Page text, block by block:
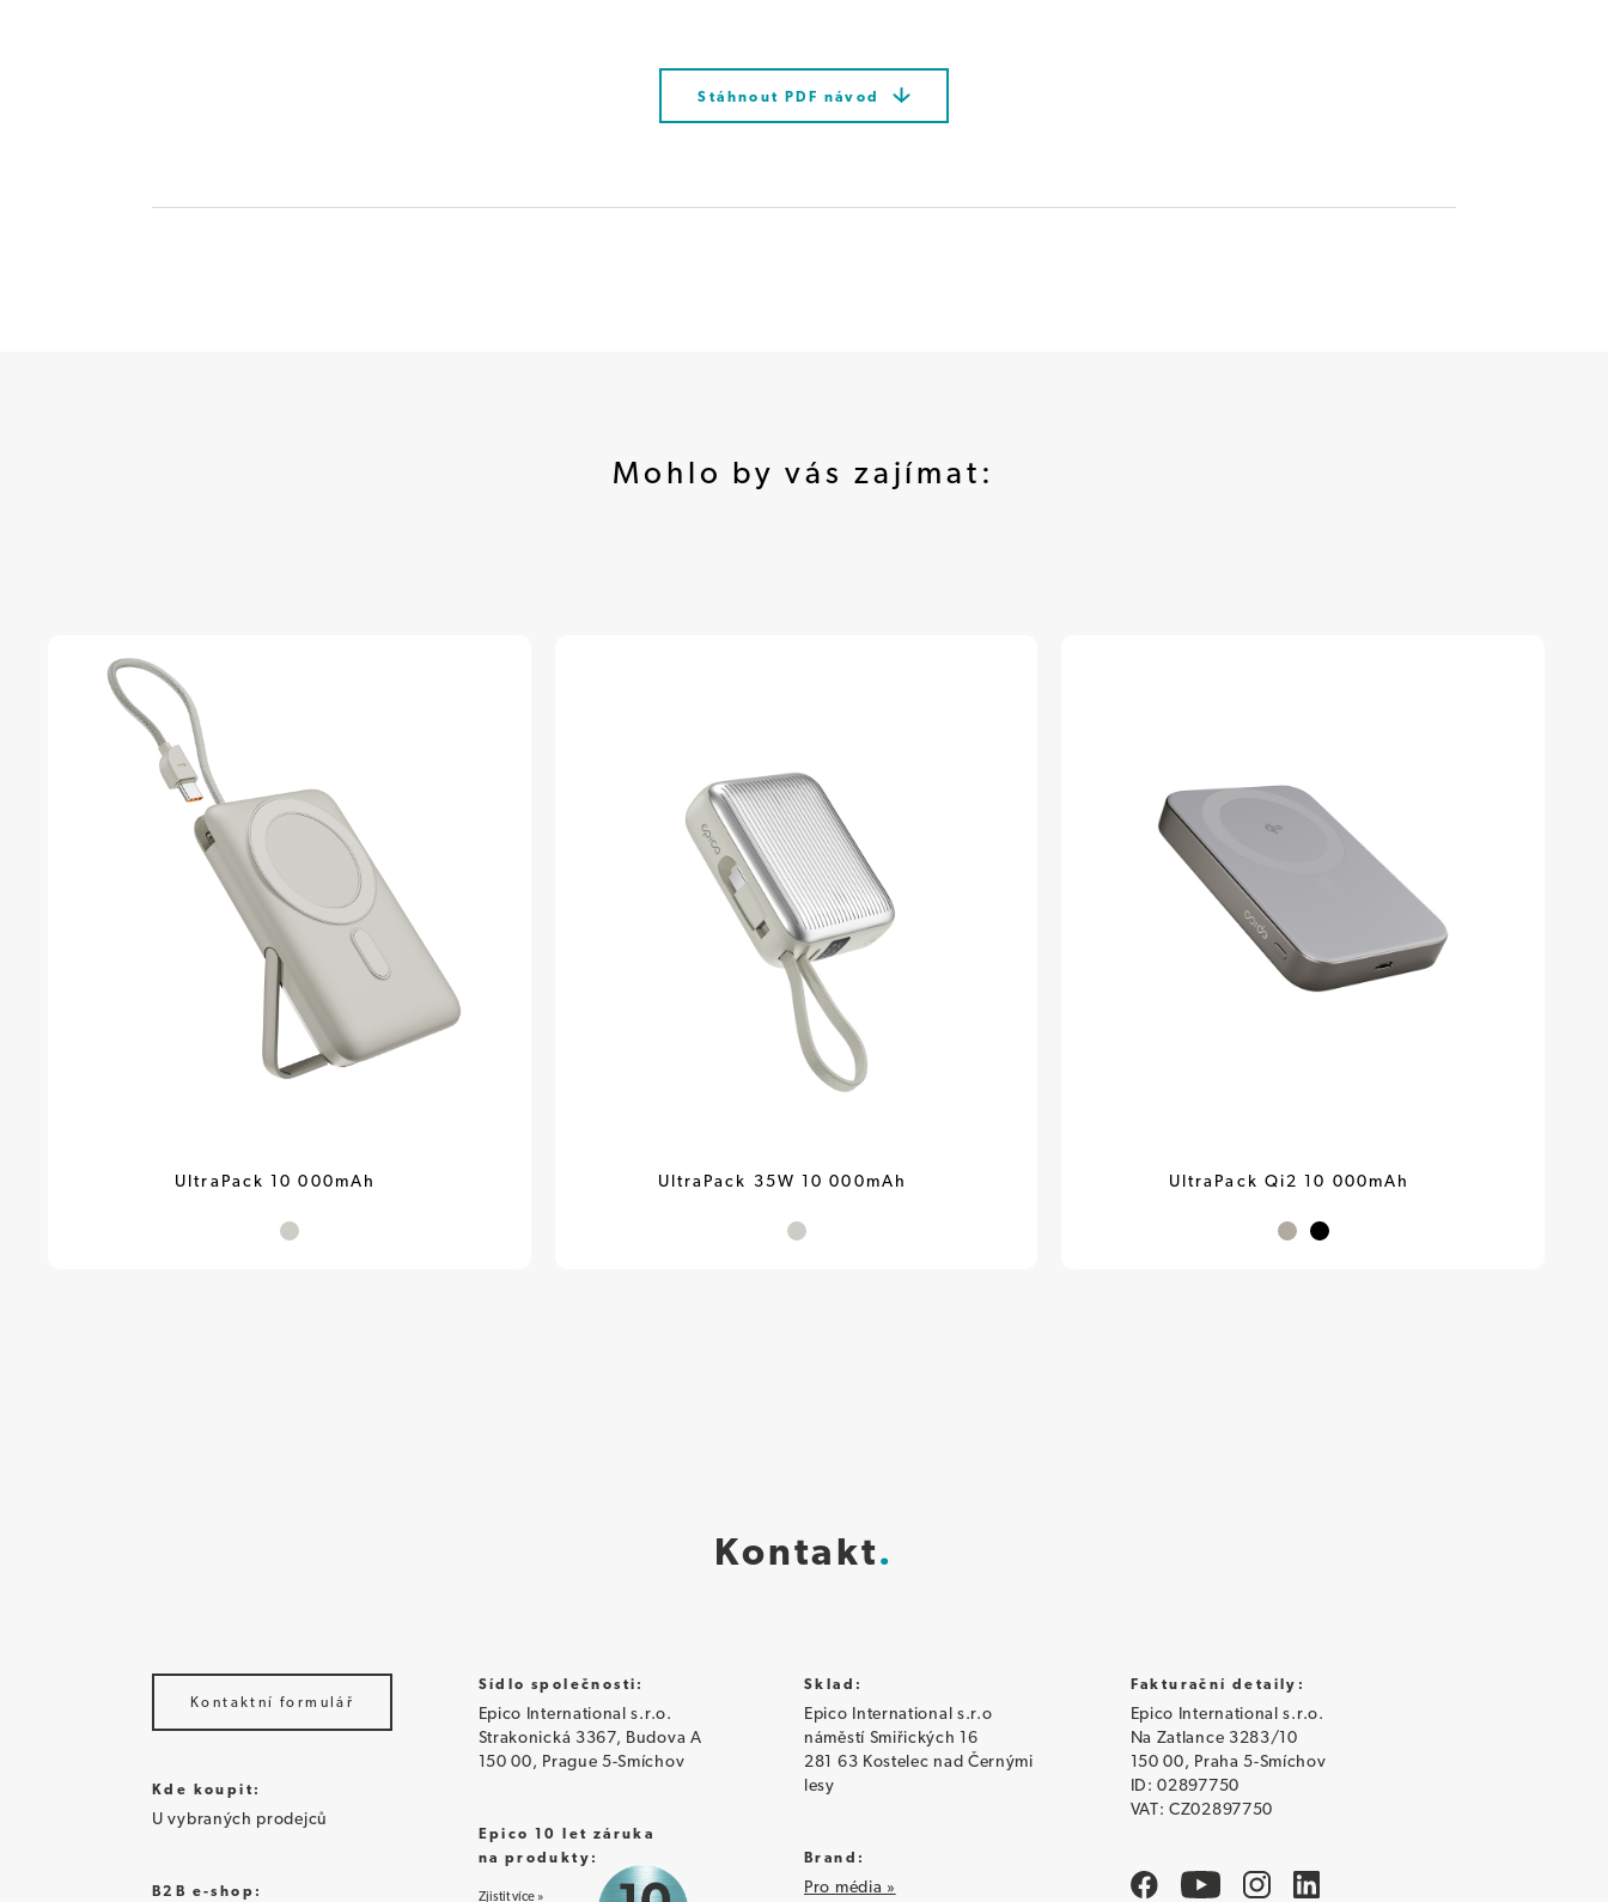
Stáhnout PDF návod
Mohlo by vás zajímat:
UltraPack 10 000mAh UltraPack 35W 10 000mAh UltraPack Qi2 10 000mAh
Kontakt
Kontaktní formulář
Kde koupit:
U vybraných prodejců
B2B e-shop:
Sídlo společnosti:
Epico International s.r.o.
Strakonická 3367, Budova A
150 00, Prague 5-Smíchov
Epico 10 let záruka
na produkty:
Zjistit více »
Sklad:
Epico International s.r.o
náměstí Smiřických 16
281 63 Kostelec nad Černými
lesy
Brand:
Pro média »
Fakturační detaily:
Epico International s.r.o.
Na Zatlance 3283/10
150 00, Praha 5-Smíchov
ID: 02897750
VAT: CZ02897750